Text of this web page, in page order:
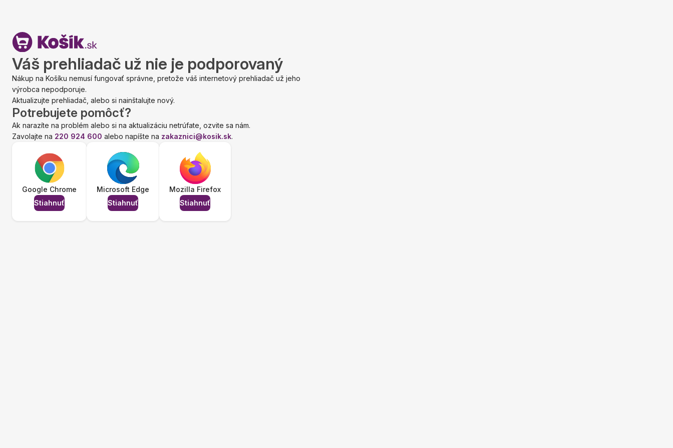
Váš prehliadač už nie je podporovaný
Nákup na Košíku nemusí fungovať správne, pretože váš internetový prehliadač už jeho
výrobca nepodporuje.
Aktualizujte prehliadač, alebo si nainštalujte nový.
Potrebujete pomôcť?
Ak narazíte na problém alebo si na aktualizáciu netrúfate, ozvite sa nám.
Zavolajte na 220 924 600 alebo napíšte na zakaznici@kosik.sk.
Google Chrome
Stiahnuť
Microsoft Edge
Stiahnuť
Mozilla Firefox
Stiahnuť